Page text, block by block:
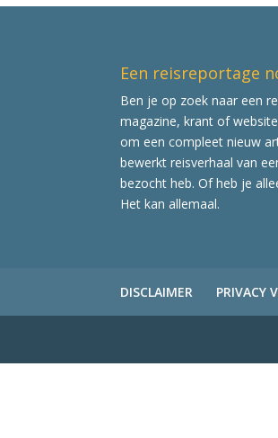
Een reisreportage
Ben je op zoek naar een
magazine, krant of
om een compleet nieuw
bewerkt reisverhaal van
bezocht heb. Of heb je
Het kan allemaal.
DISCLAIMER PRIVACY